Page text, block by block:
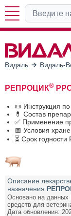
Видаль
Видаль-
РЕПРОЦИК®
📜 Инструкция
💊 Состав
✅ Применение
📅 Условия
⏳ Срок
Описание
назначения
Основано на данных
средств для
Дата обновления: